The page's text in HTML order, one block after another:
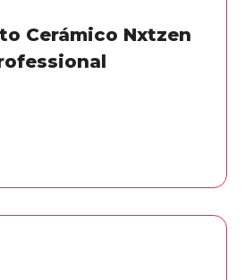
Cerámico Nxtzen